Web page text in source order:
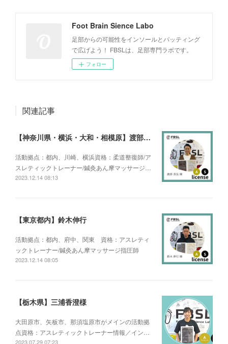
Foot Brain Sience Labo
足部からの可能性をインソールとパッティング
で広げよう！ FBSLは、足部専門ラボです。
フォロー
関連記事
【神奈川県・横浜・大和・相模原】渡部真弘
活動拠点：都内、川崎、横浜資格：柔道整復師/ア
スレティックトレーナー/鍼灸あん摩マッサージ…
2023.12.14 08:13
【東京都内】鈴木伸行
活動拠点：都内、府中、関東 資格：アスレティ
ックトレーナー/鍼灸あん摩マッサージ指圧師
2023.12.14 08:05
【栃木県】三浦香澄様
大田原市、矢板市、那須塩原市がメインの活動拠
点資格：アスレティックトレーナー情報／イン…
2023.07.29 07:23